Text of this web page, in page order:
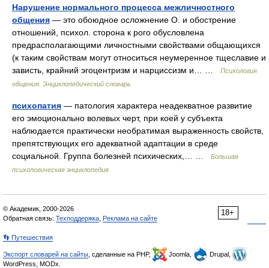
Нарушение нормального процесса межличностного
общения — это обоюдное осложнение О. и обострение
отношений, психол. сторона к рого обусловлена
предрасполагающими личностными свойствами общающихся
(к таким свойствам могут относиться неумеренное тщеславие и
зависть, крайний эгоцентризм и нарциссизм и… …
Психология
общения. Энциклопедический словарь
психопатия — патология характера неадекватное развитие
его эмоционально волевых черт, при коей у субъекта
наблюдается практически необратимая выраженность свойств,
препятствующих его адекватной адаптации в среде
социальной. Группа болезней психических,… …
Большая
психологическая энциклопедия
18+
© Академик, 2000-2026
Обратная связь: Техподдержка Реклама на сайте
👣 Путешествия
Экспорт словарей на сайты , сделанные на PHP, Joomla,
Drupal,
WordPress, MODx.